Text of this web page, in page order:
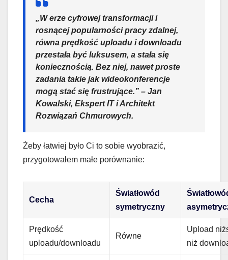
„W erze cyfrowej transformacji i
rosnącej popularności pracy zdalnej,
równa prędkość uploadu i downloadu
przestała być luksusem, a stała się
koniecznością. Bez niej, nawet proste
zadania takie jak wideokonferencje
mogą stać się frustrujące.” – Jan
Kowalski, Ekspert IT i Architekt
Rozwiązań Chmurowych.
Żeby łatwiej było Ci to sobie wyobrazić,
przygotowałem małe porównanie:
Cecha
Światłowód
symetryczny
Prędkość
uploadu/downloadu
Równe
Upload
niż